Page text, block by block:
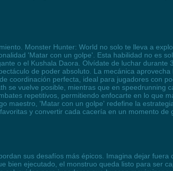
Monster Hunter: World no solo te lleva a
'Matar con un golpe'. Esta habilidad no es
o el Kushala Daora. Olvídate de luchar durante
de poder absoluto. La mecánica aprovecha
coordinación perfecta, ideal para jugadores con
se vuelve posible, mientras que en speedrunning
repetitivos, permitiendo enfocarte en lo que
maestro, 'Matar con un golpe' redefine la
y convertir cada cacería en un momento de
sus desafíos más épicos. Imagina dejar fuera
bien ejecutado, el monstruo queda listo para ser